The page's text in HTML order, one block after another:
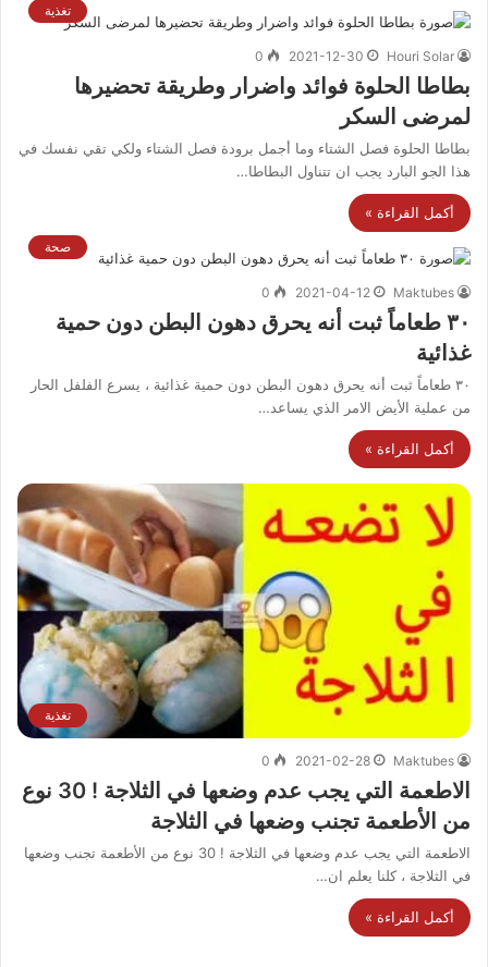
تغذية
Houri Solar
2021-12-30
0
بطاطا الحلوة فوائد واضرار وطريقة تحضيرها
لمرضى السكر
بطاطا الحلوة فصل الشتاء وما أجمل برودة فصل الشتاء ولكي تقي نفسك في
هذا الجو البارد يجب ان تتناول البطاطا…
أكمل القراءة »
صحة
Maktubes
2021-04-12
0
٣٠ طعاماً ثبت أنه يحرق دهون البطن دون حمية
غذائية
٣٠ طعاماً ثبت أنه يحرق دهون البطن دون حمية غذائية ، يسرع الفلفل الحار
من عملية الأيض الامر الذي يساعد…
أكمل القراءة »
تغذية
Maktubes
2021-02-28
0
الاطعمة التي يجب عدم وضعها في الثلاجة ! 30 نوع
من الأطعمة تجنب وضعها في الثلاجة
الاطعمة التي يجب عدم وضعها في الثلاجة ! 30 نوع من الأطعمة تجنب وضعها
في الثلاجة ، كلنا يعلم ان…
أكمل القراءة »